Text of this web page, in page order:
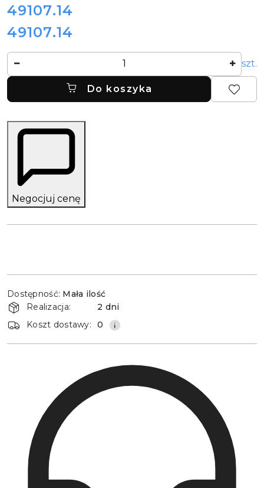
cena:
49107.14
Cena:
49107.14
szt.
Do koszyka
Negocjuj cenę
i
dostawa
Dostępność: Mała ilość
Realizacja:
2 dni
Koszt dostawy:
0